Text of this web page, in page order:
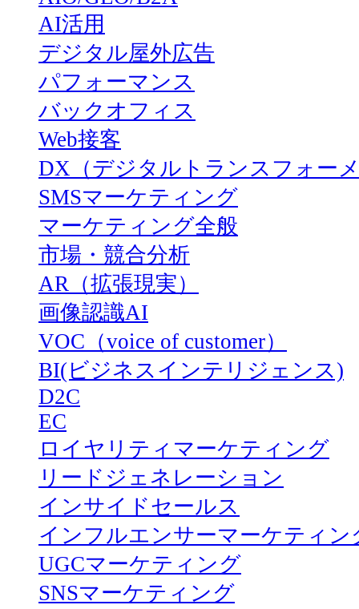
AI活用
デジタル屋外広告
パフォーマンス
バックオフィス
Web接客
DX（デジタルトランスフォー
SMSマーケティング
マーケティング全般
市場・競合分析
AR（拡張現実）
画像認識AI
VOC（voice of customer）
BI(ビジネスインテリジェンス)
D2C
EC
ロイヤリティマーケティング
リードジェネレーション
インサイドセールス
インフルエンサーマーケティン
UGCマーケティング
SNSマーケティング